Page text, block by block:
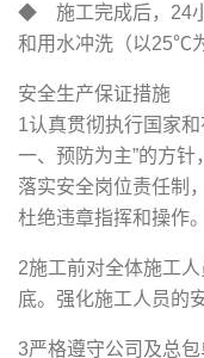
◆ 施工完成后，24
和用水冲洗（以25℃
安全生产保证措施
1认真贯彻执行国家
一、预防为主”的方针
落实安全岗位责任制
杜绝违章指挥和操作。
2施工前对全体施工
底。强化施工人员的
3严格遵守公司及总包